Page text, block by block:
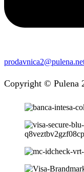
Copyright © Pulena